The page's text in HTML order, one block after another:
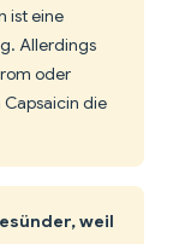
ist eine
Allerdings
oder
die
weil